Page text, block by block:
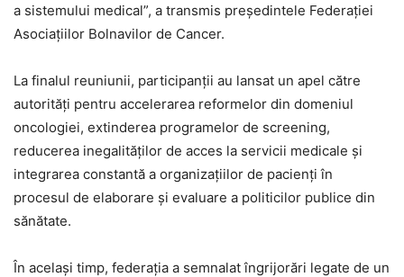
a sistemului medical”, a transmis președintele Federației
Asociațiilor Bolnavilor de Cancer.
La finalul reuniunii, participanții au lansat un apel către
autorități pentru accelerarea reformelor din domeniul
oncologiei, extinderea programelor de screening,
reducerea inegalităților de acces la servicii medicale și
integrarea constantă a organizațiilor de pacienți în
procesul de elaborare și evaluare a politicilor publice din
sănătate.
În același timp, federația a semnalat îngrijorări legate de un